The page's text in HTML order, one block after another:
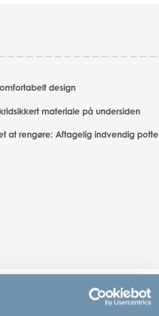
design
materiale på undersiden
at rengøre: Aftagelig indvendig potte